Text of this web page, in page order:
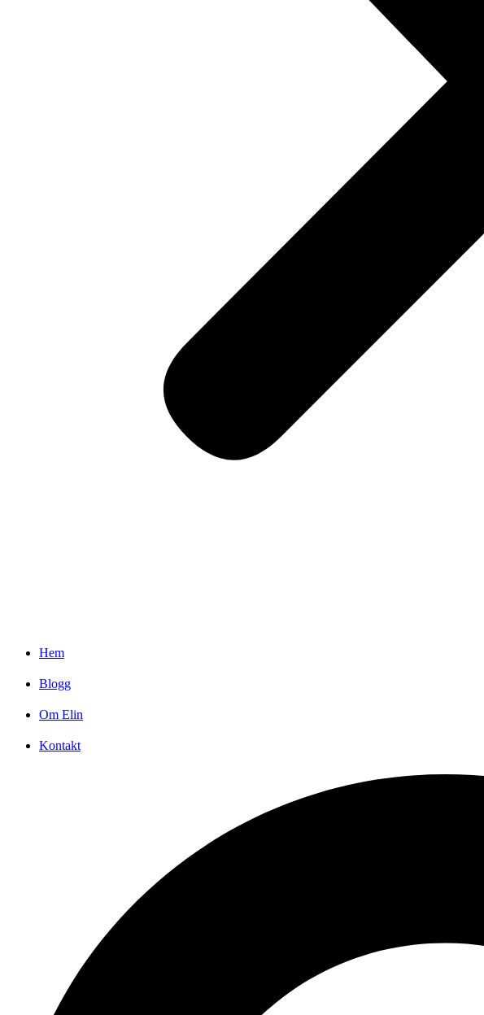
Hem
Blogg
Om Elin
Kontakt